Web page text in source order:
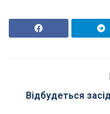
Відбудеться